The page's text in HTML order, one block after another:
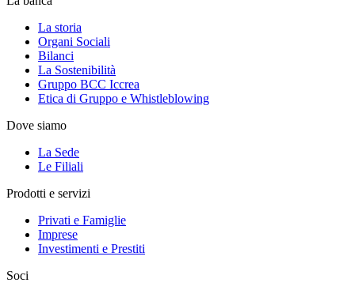
La storia
Organi Sociali
Bilanci
La Sostenibilità
Gruppo BCC Iccrea
Etica di Gruppo e Whistleblowing
Dove siamo
La Sede
Le Filiali
Prodotti e servizi
Privati e Famiglie
Imprese
Investimenti e Prestiti
Soci